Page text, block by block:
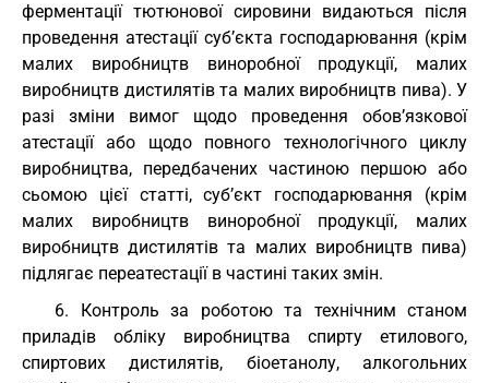
ферментації тютюнової сировини видаються після
проведення атестації суб’єкта господарювання (крім
малих виробництв виноробної продукції, малих
виробництв дистилятів та малих виробництв пива). У
разі зміни вимог щодо проведення обов’язкової
атестації або щодо повного технологічного циклу
виробництва, передбачених частиною першою або
сьомою цієї статті, суб’єкт господарювання (крім
малих виробництв виноробної продукції, малих
виробництв дистилятів та малих виробництв пива)
підлягає переатестації в частині таких змін.
6. Контроль за роботою та технічним станом
приладів обліку виробництва спирту етилового,
спиртових дистилятів, біоетанолу, алкогольних